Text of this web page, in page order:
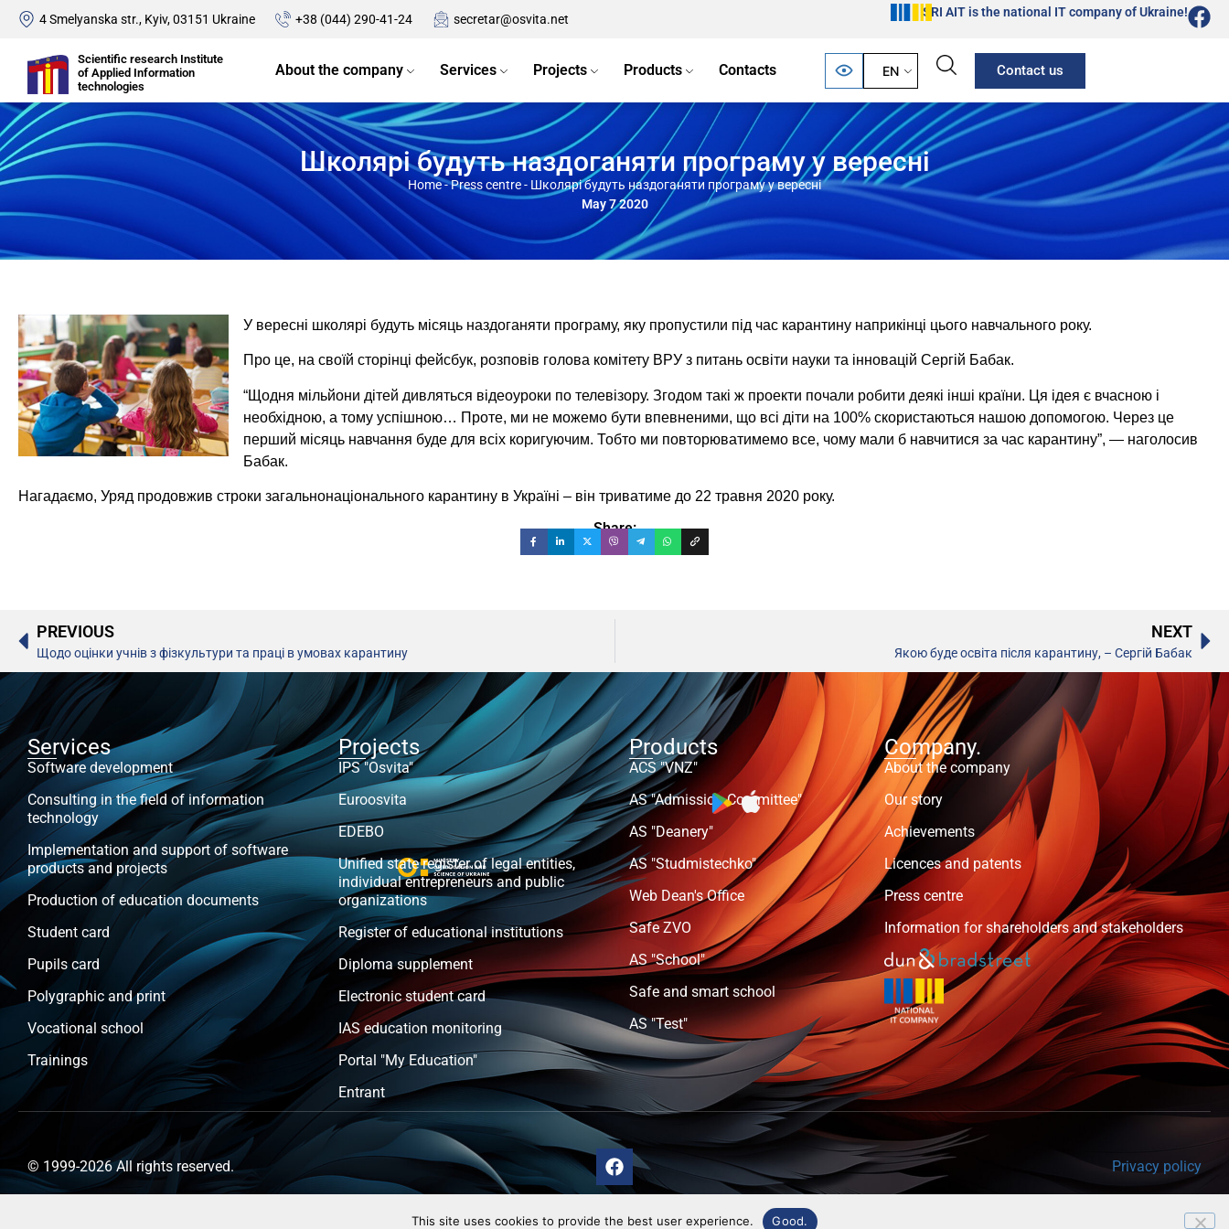
4 Smelyanska str., Kyiv, 03151 Ukraine +38 (044) 290-41-24 secretar@osvita.net
SRI AIT is the national IT company of Ukraine!
Scientific research Institute
of Applied Information
technologies
About the company Services Projects Products Contacts EN Contact us
Школярі будуть наздоганяти програму у вересні
Home-Press centre- Школярі будуть наздоганяти програму у вересні
May 7 2020
У вересні школярі будуть місяць наздоганяти програму, яку пропустили під час карантину наприкінці цього навчального року.
Про це, на своїй сторінці фейсбук, розповів голова комітету ВРУ з питань освіти науки та інновацій Сергій Бабак.
“Щодня мільйони дітей дивляться відеоуроки по телевізору. Згодом такі ж проекти почали робити деякі інші країни. Ця ідея є вчасною і
необхідною, а тому успішною… Проте, ми не можемо бути впевненими, що всі діти на 100% скористаються нашою допомогою. Через це
перший місяць навчання буде для всіх коригуючим. Тобто ми повторюватимемо все, чому мали б навчитися за час карантину”, — наголосив
Бабак.
Нагадаємо, Уряд продовжив строки загальнонаціонального карантину в Україні – він триватиме до 22 травня 2020 року.
Share:
PREVIOUS
Щодо оцінки учнів з фізкультури та праці в умовах карантину
NEXT
Якою буде освіта після карантину, – Сергій Бабак
Services
Software development
Consulting in the field of information
technology
Implementation and support of software
products and projects
Production of education documents
Student card
Pupils card
Polygraphic and print
Vocational school
Trainings
Projects
IPS "Osvita"
Euroosvita
EDEBO
Unified state register of legal entities,
individual entrepreneurs and public
organizations
Register of educational institutions
Diploma supplement
Electronic student card
IAS education monitoring
Portal "My Education"
Entrant
Products
ACS "VNZ"
AS "Admission Committee"
AS "Deanery"
AS "Studmistechko"
Web Dean's Office
Safe ZVO
AS "School"
Safe and smart school
AS "Test"
Company.
About the company
Our story
Achievements
Licences and patents
Press centre
Information for shareholders and stakeholders
© 1999-2026 All rights reserved. Privacy policy
This site uses cookies to provide the best user experience. Good.